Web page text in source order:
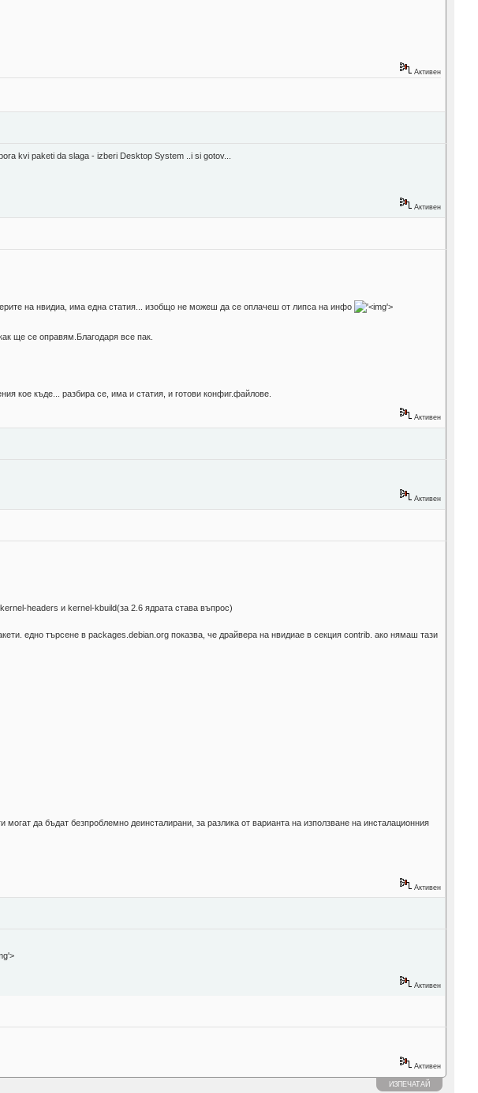
Активен
kvi paketi da slaga - izberi Desktop System ..i si gotov...
Активен
на нвидиа, има една статия... изобщо не можеш да се оплачеш от липса на инфо
'>
ще се оправям.Благодаря все пак.
кое къде... разбира се, има и статия, и готови конфиг.файлове.
Активен
Активен
headers и kernel-kbuild(за 2.6 ядрата става въпрос)
едно търсене в packages.debian.org показва, че драйвера на нвидиае в секция contrib. ако нямаш тази
да бъдат безпроблемно деинсталирани, за разлика от варианта на използване на инсталационния
Активен
'>
Активен
Активен
ИЗПЕЧАТАЙ